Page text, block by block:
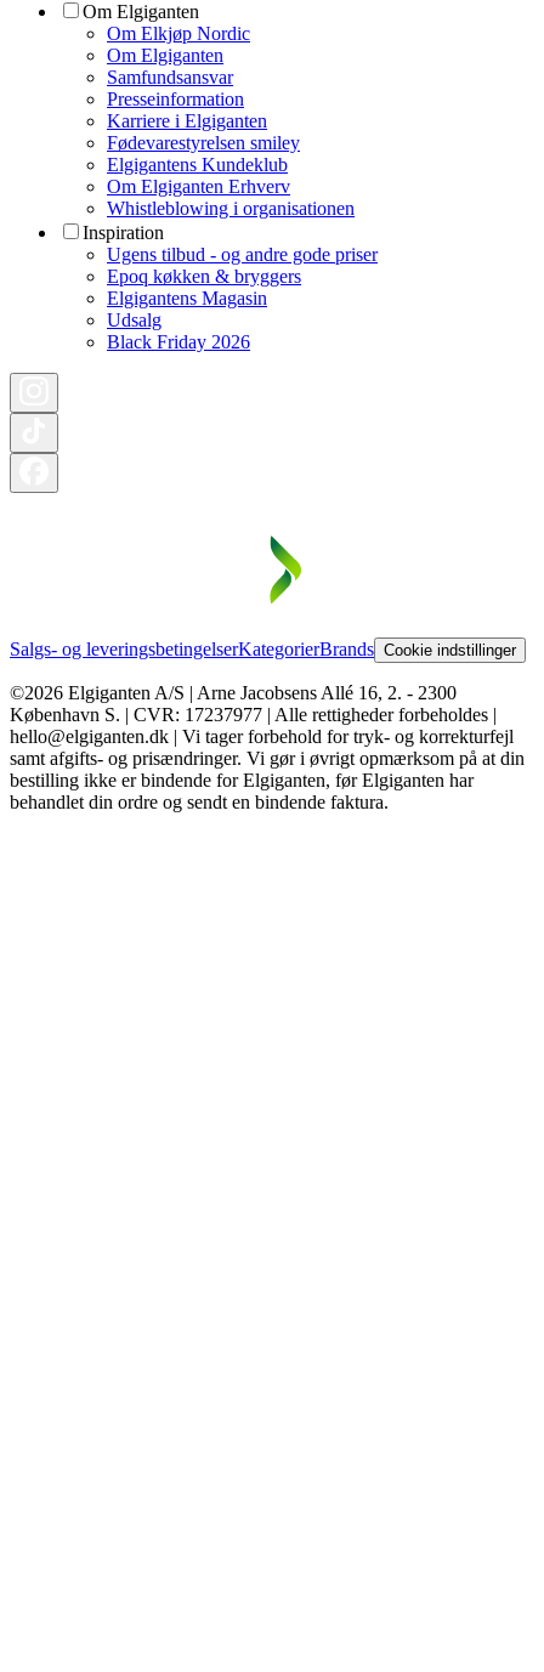
Om Elgiganten
Om Elkjøp Nordic
Om Elgiganten
Samfundsansvar
Presseinformation
Karriere i Elgiganten
Fødevarestyrelsen smiley
Elgigantens Kundeklub
Om Elgiganten Erhverv
Whistleblowing i organisationen
Inspiration
Ugens tilbud - og andre gode priser
Epoq køkken & bryggers
Elgigantens Magasin
Udsalg
Black Friday 2026
Salgs- og leveringsbetingelserKategorierBrands Cookie indstillinger
©2026 Elgiganten A/S | Arne Jacobsens Allé 16, 2. - 2300
København S. | CVR: 17237977 | Alle rettigheder forbeholdes |
hello@elgiganten.dk | Vi tager forbehold for tryk- og korrekturfejl
samt afgifts- og prisændringer. Vi gør i øvrigt opmærksom på at din
bestilling ikke er bindende for Elgiganten, før Elgiganten har
behandlet din ordre og sendt en bindende faktura.